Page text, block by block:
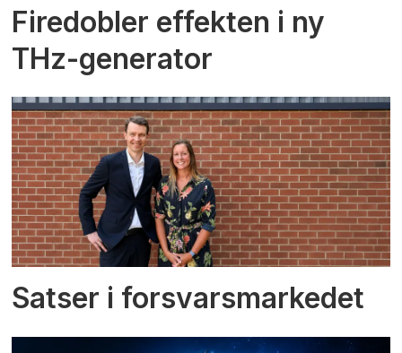
Firedobler effekten i ny
THz-generator
Satser i forsvarsmarkedet